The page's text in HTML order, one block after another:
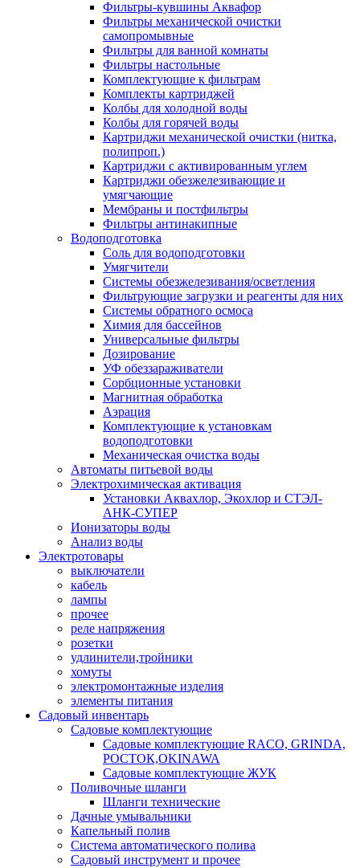
Фильтры-кувшины Аквафор
Фильтры механической очистки
самопромывные
Фильтры для ванной комнаты
Фильтры настольные
Комплектующие к фильтрам
Комплекты картриджей
Колбы для холодной воды
Колбы для горячей воды
Картриджи механической очистки (нитка,
полипроп.)
Картриджи с активированным углем
Картриджи обезжелезивающие и
умягчающие
Мембраны и постфильтры
Фильтры антинакипные
Водоподготовка
Соль для водоподготовки
Умягчители
Системы обезжелезивания/осветления
Фильтрующие загрузки и реагенты для них
Системы обратного осмоса
Химия для бассейнов
Универсальные фильтры
Дозирование
УФ обеззараживатели
Сорбционные установки
Магнитная обработка
Аэрация
Комплектующие к установкам
водоподготовки
Механическая очистка воды
Автоматы питьевой воды
Электрохимическая активация
Установки Аквахлор, Экохлор и СТЭЛ-
АНК-СУПЕР
Ионизаторы воды
Анализ воды
Электротовары
выключатели
кабель
лампы
прочее
реле напряжения
розетки
удлинители,тройники
хомуты
электромонтажные изделия
элементы питания
Садовый инвентарь
Садовые комплектующие
Садовые комплектующие RACO, GRINDA,
РОСТОК,OKINAWA
Садовые комплектующие ЖУК
Поливочные шланги
Шланги технические
Дачные умывальники
Капельный полив
Система автоматического полива
Садовый инструмент и прочее